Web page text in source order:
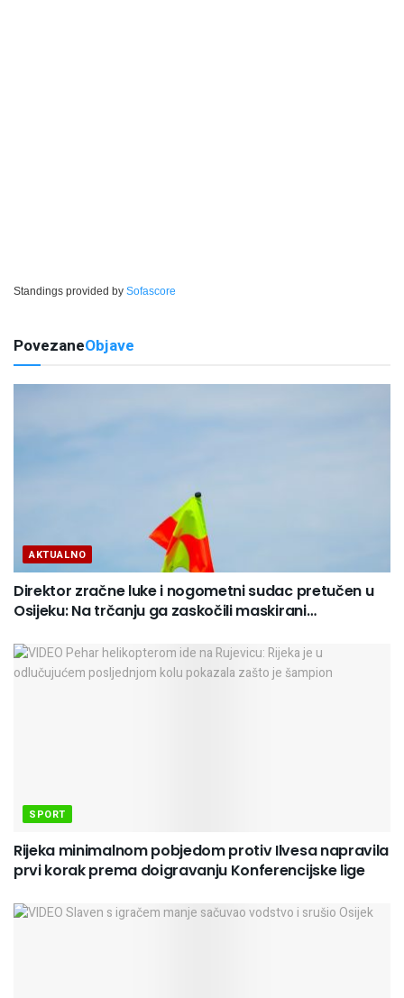
Standings provided by Sofascore
PovezaneObjave
AKTUALNO
Direktor zračne luke i nogometni sudac pretučen u
Osijeku: Na trčanju ga zaskočili maskirani…
SPORT
Rijeka minimalnom pobjedom protiv Ilvesa napravila
prvi korak prema doigravanju Konferencijske lige